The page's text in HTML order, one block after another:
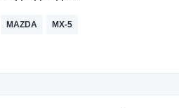
MAZDA MX-5